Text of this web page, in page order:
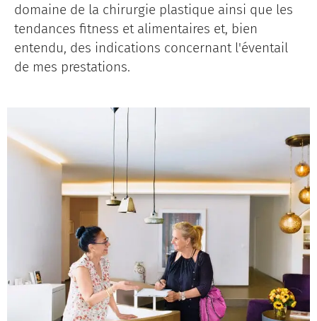
domaine de la chirurgie plastique ainsi que les
tendances fitness et alimentaires et, bien
entendu, des indications concernant l'éventail
de mes prestations.